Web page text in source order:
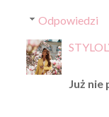
Odpowiedzi
Już nie